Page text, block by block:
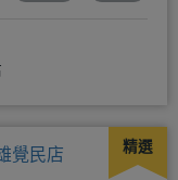
精選
覺民店